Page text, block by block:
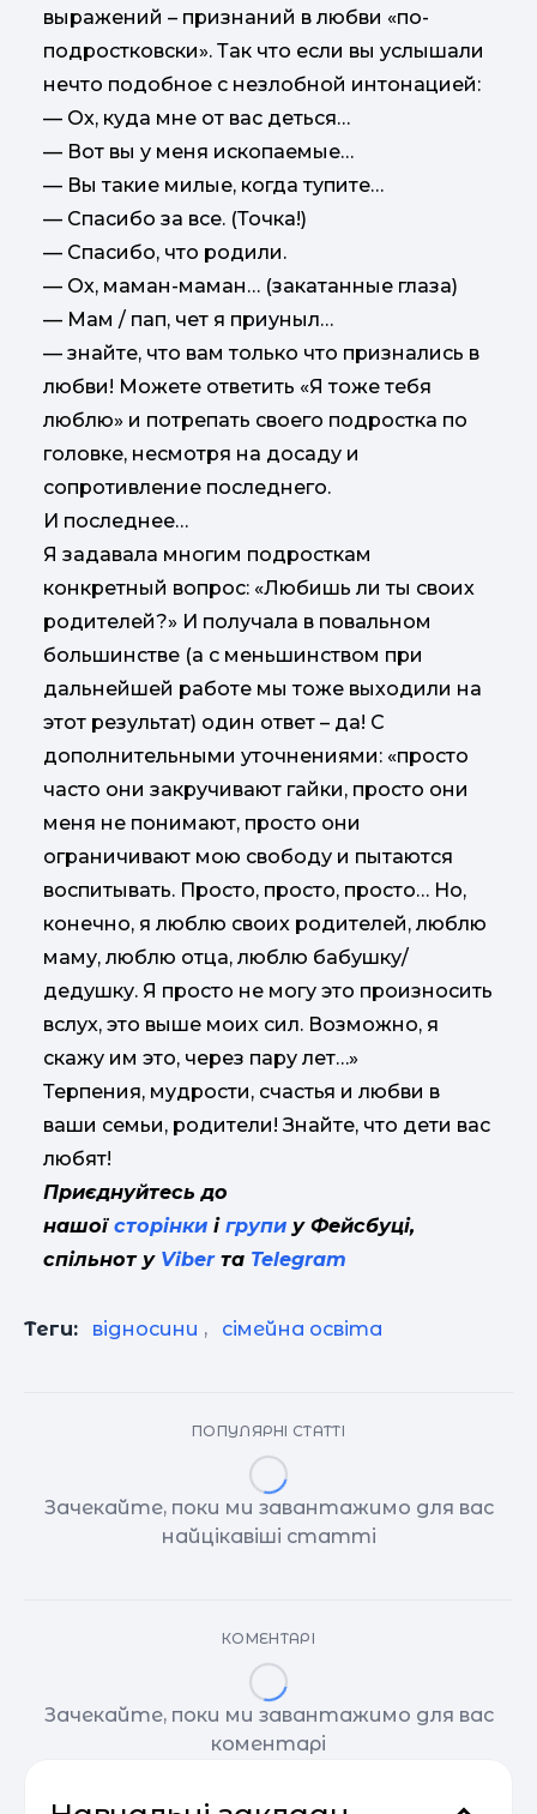
выражений – признаний в любви «по-
подростковски». Так что если вы услышали
нечто подобное с незлобной интонацией:
— Ох, куда мне от вас деться…
— Вот вы у меня ископаемые…
— Вы такие милые, когда тупите…
— Спасибо за все. (Точка!)
— Спасибо, что родили.
— Ох, маман-маман… (закатанные глаза)
— Мам / пап, чет я приуныл…
— знайте, что вам только что признались в
любви! Можете ответить «Я тоже тебя
люблю» и потрепать своего подростка по
головке, несмотря на досаду и
сопротивление последнего.
И последнее…
Я задавала многим подросткам
конкретный вопрос: «Любишь ли ты своих
родителей?» И получала в повальном
большинстве (а с меньшинством при
дальнейшей работе мы тоже выходили на
этот результат) один ответ – да! С
дополнительными уточнениями: «просто
часто они закручивают гайки, просто они
меня не понимают, просто они
ограничивают мою свободу и пытаются
воспитывать. Просто, просто, просто… Но,
конечно, я люблю своих родителей, люблю
маму, люблю отца, люблю бабушку/
дедушку. Я просто не могу это произносить
вслух, это выше моих сил. Возможно, я
скажу им это, через пару лет…»
Терпения, мудрости, счастья и любви в
ваши семьи, родители! Знайте, что дети вас
любят!
Приєднуйтесь до
нашої сторінки і групи у Фейсбуці,
спільнот у Viberта Telegram
Теги: відносини , сімейна освіта
ПОПУЛЯРНІ СТАТТІ
Зачекайте, поки ми завантажимо для вас
найцікавіші статті
КОМЕНТАРІ
Зачекайте, поки ми завантажимо для вас
коментарі